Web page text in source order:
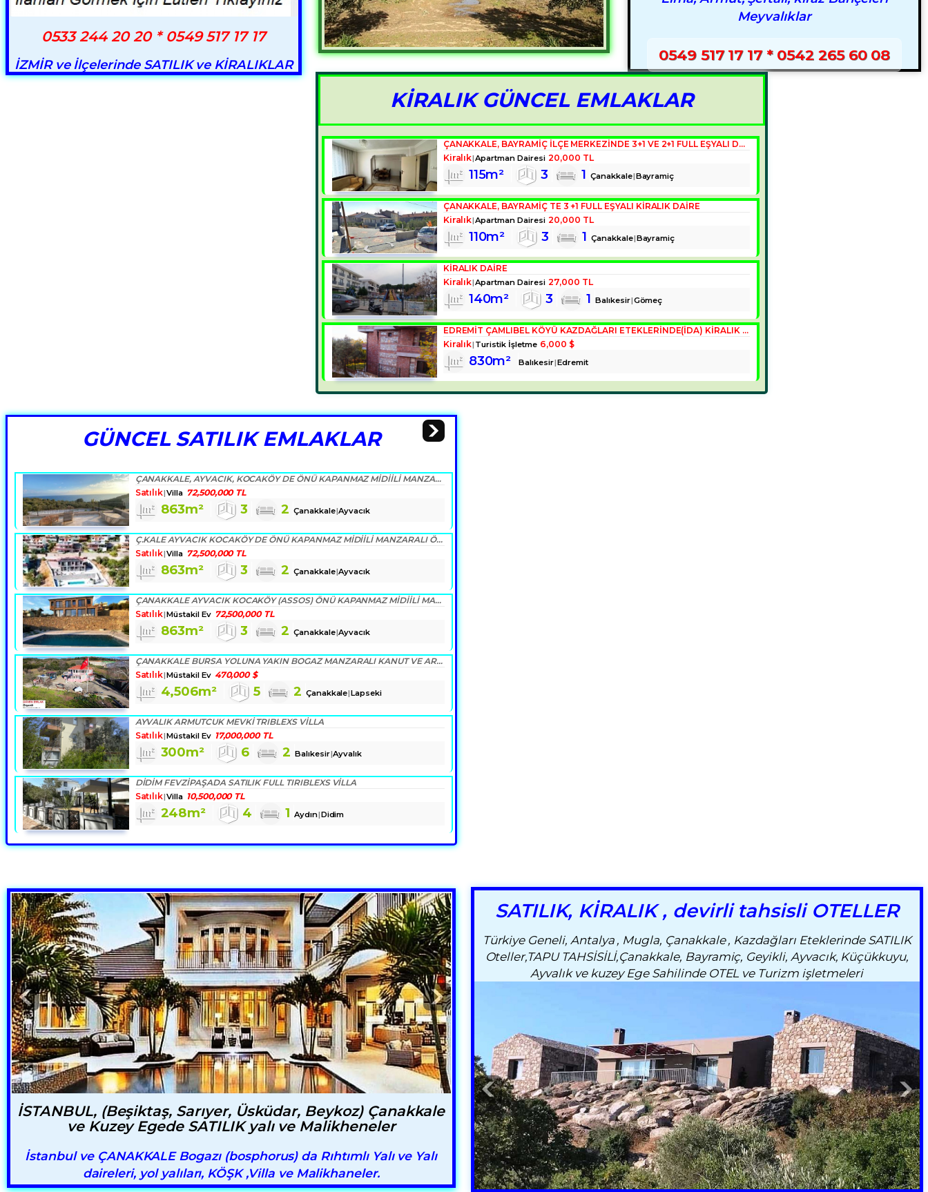
0533 244 20 20 * 0549 517 17 17
İZMİR ve İlçelerinde SATILIK ve KİRALIKLAR
Meyvalıklar
0549 517 17 17 * 0542 265 60 08
KİRALIK GÜNCEL EMLAKLAR
ÇANAKKALE, BAYRAMIÇ İLÇE MERKEZINDE 3+1 VE 2+1 FULL EŞYALI DAIRELER
Kiralık Apartman Dairesi 20,000 TL
115m² 3 1 Çanakkale Bayramiç
ÇANAKKALE, BAYRAMIÇ TE 3 +1 FULL EŞYALI KIRALIK DAIRE
Kiralık Apartman Dairesi 20,000 TL
110m² 3 1 Çanakkale Bayramiç
KİRALIK DAİRE
Kiralık Apartman Dairesi 27,000 TL
140m² 3 1 Balıkesir Gömeç
EDREMİT ÇAMLIBEL KÖYÜ KAZDAĞLARI ETEKLERINDE(İDA) KİRALIK BUTİK OTEL VEYA TAŞ KONAK VILLA KARGASI BITMIŞ.
Kiralık Turistik İşletme 6,000 $
830m² Balıkesir Edremit
GÜNCEL SATILIK EMLAKLAR
ÇANAKKALE, AYVACIK, KOCAKÖY DE ÖNÜ KAPANMAZ MIDIILI MANZARALI TAŞTAN SIFIR VILLA
Satılık Villa 72,500,000 TL
863m² 3 2 Çanakkale Ayvacık
Ç.KALE AYVACIK KOCAKÖY DE ÖNÜ KAPANMAZ MIDIILI MANZARALI ÖZEL TAŞ MÜSTAKİL EV
Satılık Villa 72,500,000 TL
863m² 3 2 Çanakkale Ayvacık
ÇANAKKALE AYVACIK KOCAKÖY (ASSOS) ÖNÜ KAPANMAZ MIDIILI MANZARALI ÖZEL TAŞ YAPIM MÜSTAKİL EV
Satılık Müstakil Ev 72,500,000 TL
863m² 3 2 Çanakkale Ayvacık
ÇANAKKALE BURSA YOLUNA YAKIN BOGAZ MANZARALI KANUT VE ARSASI
Satılık Müstakil Ev 470,000 $
4,506m² 5 2 Çanakkale Lapseki
AYVALIK ARMUTCUK MEVKI TRIBLEXS VILLA
Satılık Müstakil Ev 17,000,000 TL
300m² 6 2 Balıkesir Ayvalık
DİDİM FEVZİPAŞADA SATILIK FULL TIRIBLEXS VİLLA
Satılık Villa 10,500,000 TL
248m² 4 1 Aydın Didim
İSTANBUL, (Beşiktaş, Sarıyer, Üsküdar, Beykoz) Çanakkale
ve Kuzey Egede SATILIK yalı ve Malikheneler
İstanbul ve ÇANAKKALE Bogazı (bosphorus) da Rıhtımlı Yalı ve Yalı
daireleri, yol yalıları, KÖŞK ,Villa ve Malikhaneler.
SATILIK, KİRALIK , devirli tahsisli OTELLER
Türkiye Geneli, Antalya , Mugla, Çanakkale , Kazdağları Eteklerinde SATILIK
Oteller,TAPU TAHSİSİLİ,Çanakkale, Bayramiç, Geyikli, Ayvacık, Küçükkuyu,
Ayvalık ve kuzey Ege Sahilinde OTEL ve Turizm işletmeleri